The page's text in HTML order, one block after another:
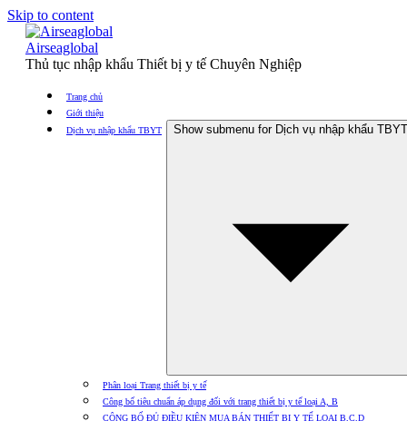
Skip to content
Airseaglobal
Thủ tục nhập khẩu Thiết bị y tế Chuyên Nghiệp
Trang chủ
Giới thiệu
Dịch vụ nhập khẩu TBYT
Show submenu for Dịch vụ nhập khẩu TBYT
Phân loại Trang thiết bị y tế
Công bố tiêu chuẩn áp dụng đối với trang thiết bị y tế loại A, B
CÔNG BỐ ĐỦ ĐIỀU KIỆN MUA BÁN THIẾT BỊ Y TẾ LOẠI B,C,D